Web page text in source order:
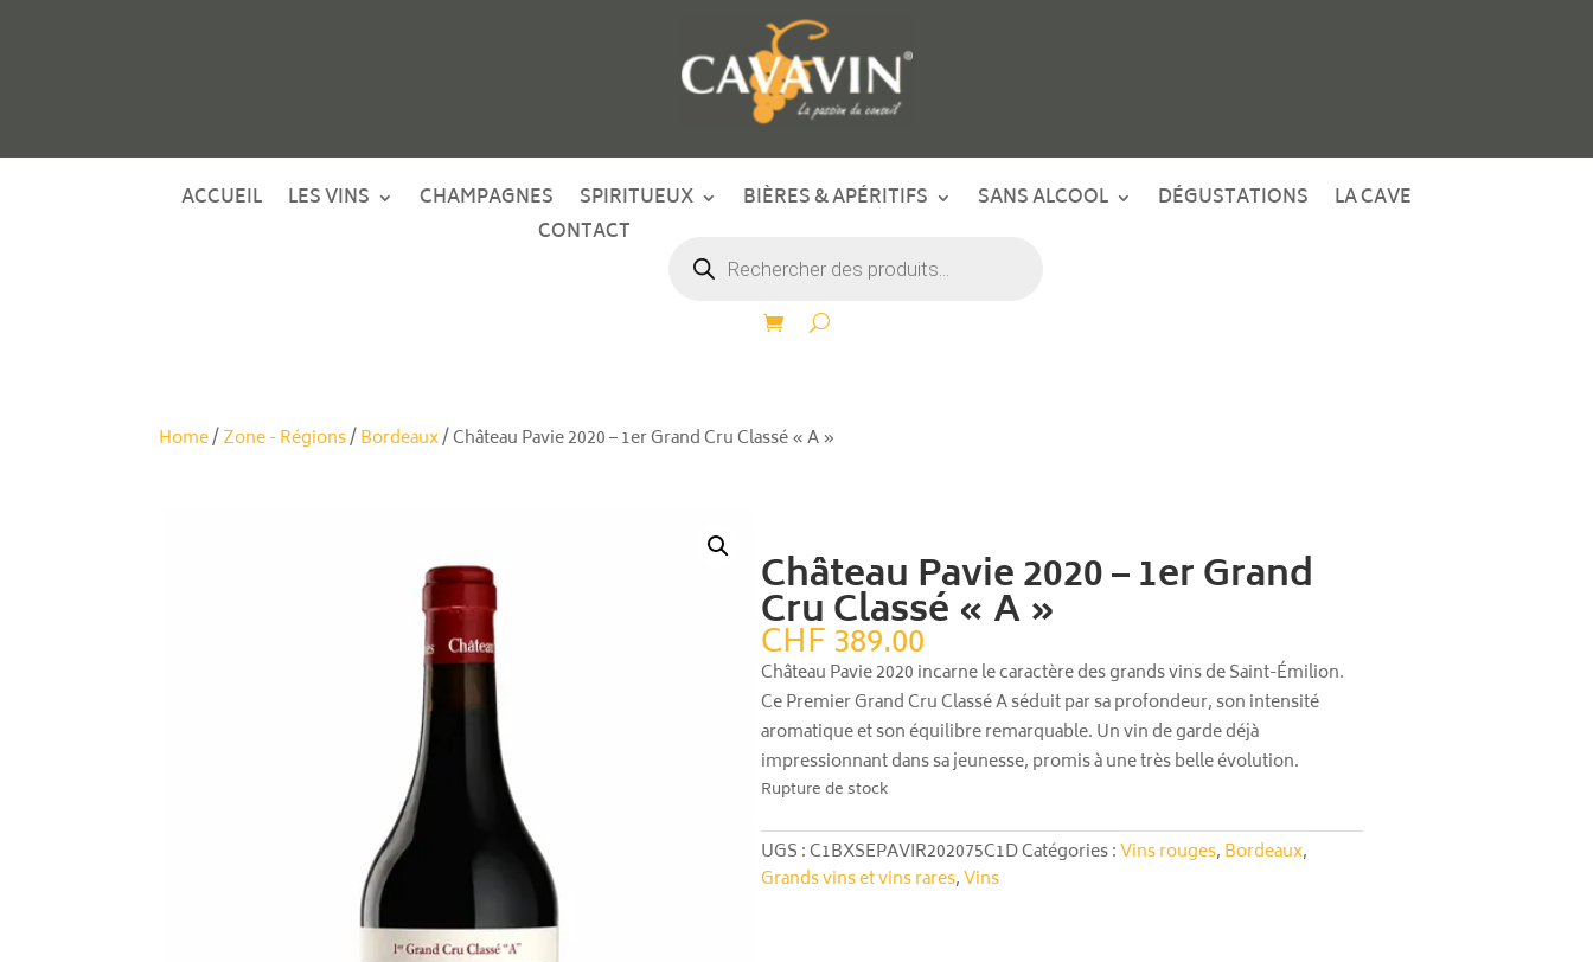
ACCUEIL LES VINS CHAMPAGNES SPIRITUEUX BIÈRES & APÉRITIFS SANS ALCOOL DÉGUSTATIONS
LA CAVE
CONTACT
produits
Home/Zone - Régions/Bordeaux/ Château Pavie 2020 – 1er Grand Cru Classé « A »
Château Pavie 2020 – 1er Grand
Cru Classé « A »
CHF389.00
Château Pavie 2020 incarne le caractère des grands vins de Saint-Émilion.
Ce Premier Grand Cru Classé A séduit par sa profondeur, son intensité
aromatique et son équilibre remarquable. Un vin de garde déjà
impressionnant dans sa jeunesse, promis à une très belle évolution.
Rupture de stock
UGS :C1BXSEPAVIR202075C1DCatégories :Vins rouges, Bordeaux,
Grands vins et vins rares,Vins